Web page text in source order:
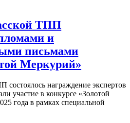
ТПП
и
письмами
Меркурий»
состоялось награждение экспертов
участие в конкурсе «Золотой
года в рамках специальной